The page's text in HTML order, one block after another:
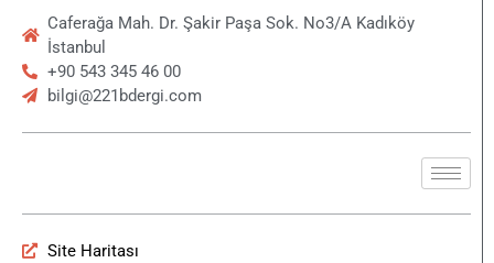
Caferağa Mah. Dr. Şakir Paşa Sok. No3/A Kadıköy
İstanbul
+90 543 345 46 00
bilgi@221bdergi.com
Site Haritası